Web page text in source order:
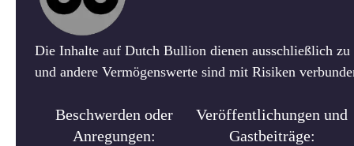
Die Inhalte auf Dutch Bullion dienen ausschließlich
und andere Vermögenswerte sind mit Risiken
Beschwerden oder
Anregungen:
Veröffentlichungen und
Gastbeiträge: